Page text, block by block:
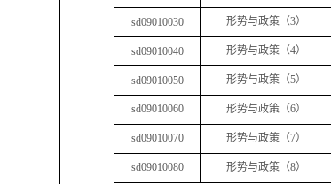
sd09010030 形势与政策（3）
sd09010040 形势与政策（4）
sd09010050 形势与政策（5）
sd09010060 形势与政策（6）
sd09010070 形势与政策（7）
sd09010080 形势与政策（8）